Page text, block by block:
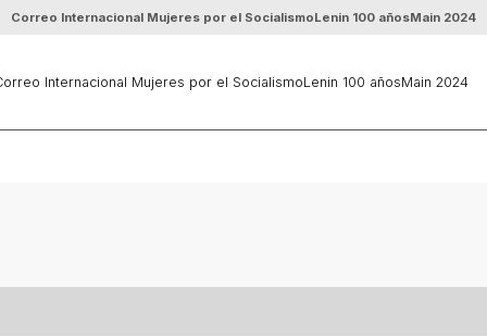
Correo Internacional Mujeres por el SocialismoLenin 100 añosMain 2024
Internacional Mujeres por el SocialismoLenin 100 añosMain 2024